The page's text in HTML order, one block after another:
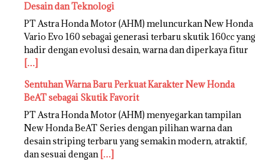
Desain dan Teknologi
PT Astra Honda Motor (AHM) meluncurkan New Honda
Vario Evo 160 sebagai generasi terbaru skutik 160cc yang
hadir dengan evolusi desain, warna dan diperkaya fitur
[…]
Sentuhan Warna Baru Perkuat Karakter New Honda
BeAT sebagai Skutik Favorit
PT Astra Honda Motor (AHM) menyegarkan tampilan
New Honda BeAT Series dengan pilihan warna dan
desain striping terbaru yang semakin modern, atraktif,
dan sesuai dengan […]